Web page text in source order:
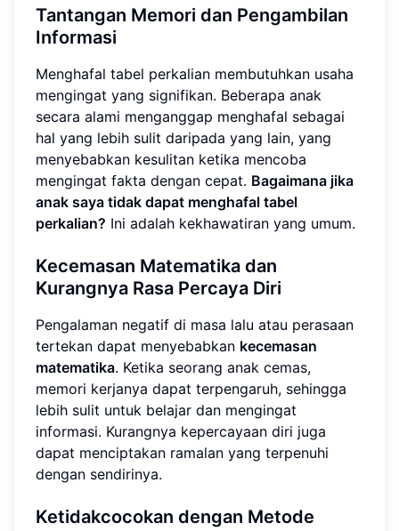
Tantangan Memori dan Pengambilan
Informasi
Menghafal tabel perkalian membutuhkan usaha
mengingat yang signifikan. Beberapa anak
secara alami menganggap menghafal sebagai
hal yang lebih sulit daripada yang lain, yang
menyebabkan kesulitan ketika mencoba
mengingat fakta dengan cepat. Bagaimana jika
anak saya tidak dapat menghafal tabel
perkalian? Ini adalah kekhawatiran yang umum.
Kecemasan Matematika dan
Kurangnya Rasa Percaya Diri
Pengalaman negatif di masa lalu atau perasaan
tertekan dapat menyebabkan kecemasan
matematika. Ketika seorang anak cemas,
memori kerjanya dapat terpengaruh, sehingga
lebih sulit untuk belajar dan mengingat
informasi. Kurangnya kepercayaan diri juga
dapat menciptakan ramalan yang terpenuhi
dengan sendirinya.
Ketidakcocokan dengan Metode